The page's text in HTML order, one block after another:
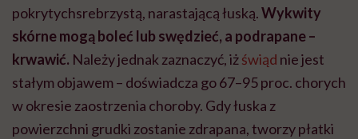
pokrytychsrebrzystą, narastającą łuską.Wykwity
skórne mogą boleć lub swędzieć, a podrapane –
krwawić. Należy jednak zaznaczyć, iżświąd nie jest
stałym objawem – doświadcza go 67–95 proc. chorych
w okresie zaostrzenia choroby. Gdy łuska z
powierzchni grudki zostanie zdrapana, tworzy płatki